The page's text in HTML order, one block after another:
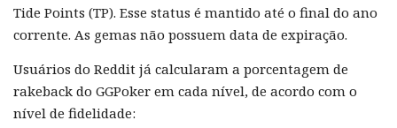
Tide Points (TP). Esse status é mantido até o final do ano
corrente. As gemas não possuem data de expiração.
Usuários do Reddit já calcularam a porcentagem de
rakeback do GGPoker em cada nível, de acordo com o
nível de fidelidade: